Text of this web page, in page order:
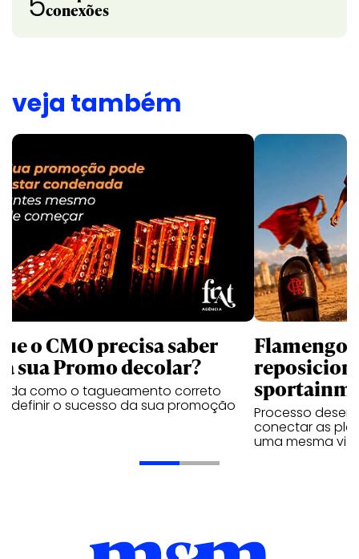
conexões
veja também
o CMO precisa saber
sua Promo decolar?
como o tagueamento correto
definir o sucesso da sua promoção
Flamengo
Processo
conectar as
uma mesma